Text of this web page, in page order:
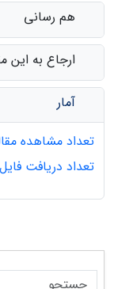
هم رسانی
ارجاع به این
آمار
تعداد مشاهده
تعداد دریافت